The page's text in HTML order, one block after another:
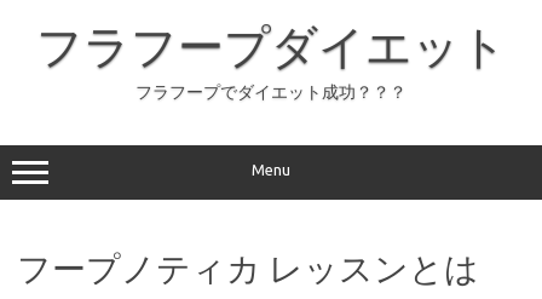
ッ
プ
フラフープダイエット
フラフープでダイエット成功？？？
Menu
フープノティカ レッスンとは